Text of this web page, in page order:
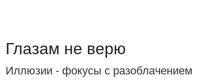
Глазам не верю
Иллюзии - фокусы с разоблачением